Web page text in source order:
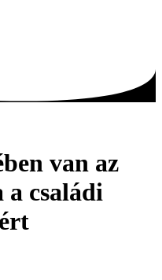
van az
családi